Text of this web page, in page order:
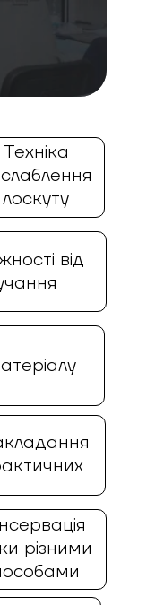
від
Техніка
лоскуту
різними